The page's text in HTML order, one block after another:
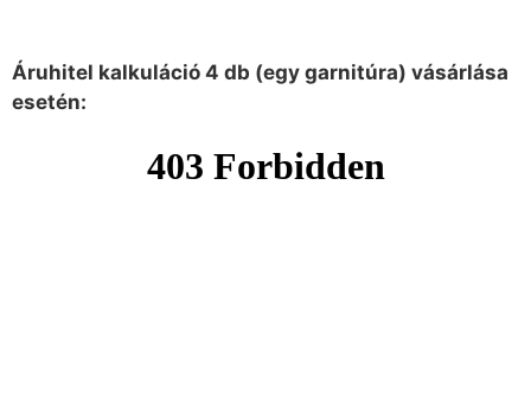
Áruhitel kalkuláció 4 db (egy garnitúra) vásárlása
esetén: